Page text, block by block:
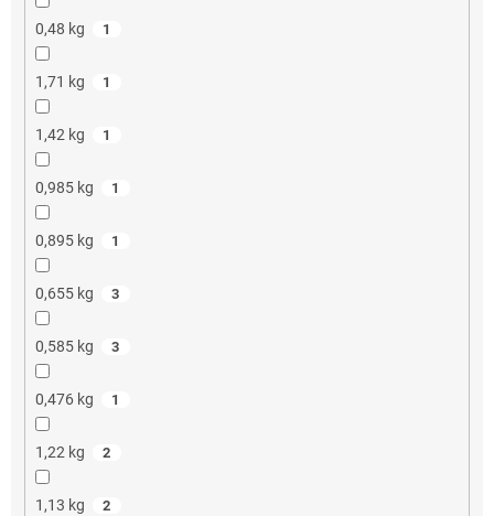
0,48 kg 1
1,71 kg 1
1,42 kg 1
0,985 kg 1
0,895 kg 1
0,655 kg 3
0,585 kg 3
0,476 kg 1
1,22 kg 2
1,13 kg 2